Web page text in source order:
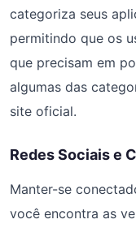
categoriza seus
permitindo que os
que precisam em
algumas das
site oficial.
Redes Sociais e
Manter-se
você encontra as